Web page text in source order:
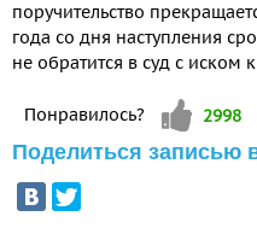
поручительство
года со дня наступления
не обратится в суд с иском
Понравилось? Vote up!
2998
Поделиться записью